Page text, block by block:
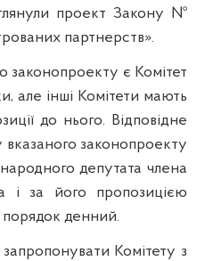
проект Закону №
партнерств».
законопроекту є Комітет
але інші Комітети мають
до нього. Відповідне
законопроекту
депутата члена
і за його пропозицією
денний.
Комітету з